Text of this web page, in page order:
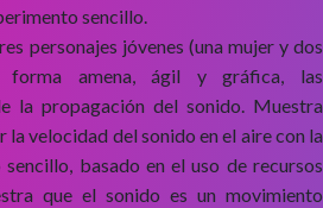
sencillo.
personajes jóvenes (una mujer y dos
forma amena, ágil y gráfica, las
la propagación del sonido. Muestra
la velocidad del sonido en el aire con la
basado en el uso de recursos
que el sonido es un movimiento